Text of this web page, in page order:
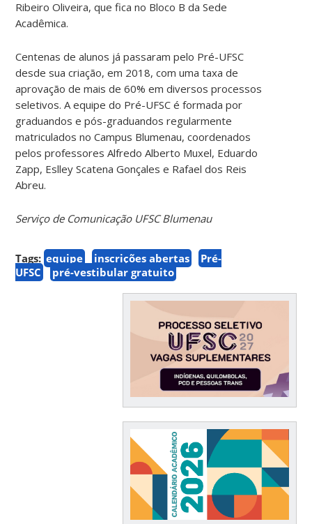
Ribeiro Oliveira, que fica no Bloco B da Sede
Acadêmica.
Centenas de alunos já passaram pelo Pré-UFSC
desde sua criação, em 2018, com uma taxa de
aprovação de mais de 60% em diversos processos
seletivos. A equipe do Pré-UFSC é formada por
graduandos e pós-graduandos regularmente
matriculados no Campus Blumenau, coordenados
pelos professores Alfredo Alberto Muxel, Eduardo
Zapp, Eslley Scatena Gonçales e Rafael dos Reis
Abreu.
Serviço de Comunicação UFSC Blumenau
Tags: equipe inscrições abertas
Pré-
UFSC
pré-vestibular gratuito